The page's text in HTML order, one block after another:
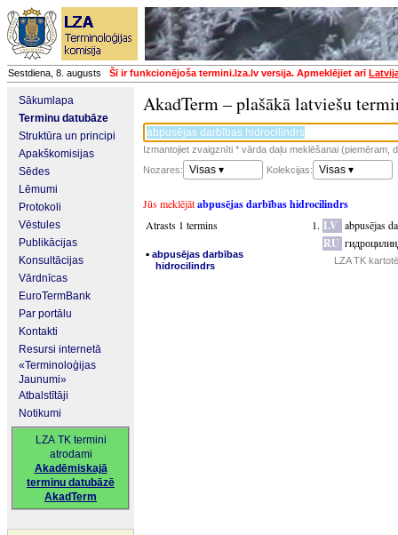
Sestdiena, 8. augusts Šī ir funkcionējoša termini.lza.lv versija. Apmeklējiet arī
Sākumlapa
Terminu datubāze
Struktūra un principi
Apakškomisijas
Sēdes
Lēmumi
Protokoli
Vēstules
Publikācijas
Konsultācijas
Vārdnīcas
EuroTermBank
Par portālu
Kontakti
Resursi internetā
«Terminoloģijas
Jaunumi»
Atbalstītāji
Notikumi
LZA TK termini
atrodami
Akadēmiskajā
terminu datubāzē
AkadTerm
AkadTerm – plašākā latviešu
Izmantojiet zvaigznīti * vārda daļu meklēšanai (piemēram,
Nozares:
Visas ▾ Kolekcijas: Visas ▾
Jūs meklējātabpusējas darbības hidrocilindrs
Atrasts 1 termins
▪ abpusējas darbības
hidrocilindrs
LV abpusējas
RU
LZA TK